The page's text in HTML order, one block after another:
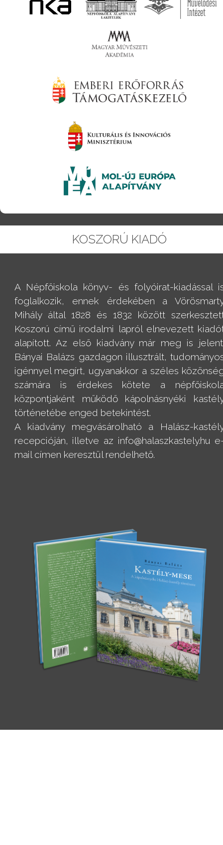
KOSZORÚ KIADÓ
A Népfőiskola könyv- és folyóirat-kiadással
foglalkozik, ennek érdekében a
Mihály által 1828 és 1832 között
Koszorú című irodalmi lapról elnevezett
alapított. Az első kiadvány már meg is
Bányai Balázs gazdagon illusztrált,
igénnyel megírt, ugyanakkor a széles
számára is érdekes kötete a
központjaként működő kápolnásnyéki
történetébe enged betekintést.
A kiadvány megvásárolható a Halász-
recepcióján, illetve az info@halaszkastely.hu
mail címen keresztül rendelhető.